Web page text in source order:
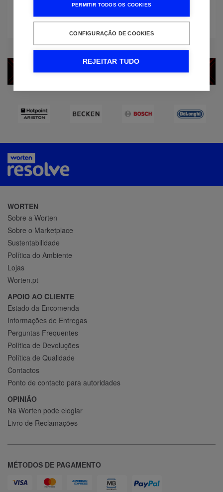
PERMITIR TODOS OS COOKIES
CONFIGURAÇÃO DE COOKIES
REJEITAR TUDO
Hisense O522AX
WORTEN
Sobre a Worten
Sobre o Marketplace
Sustentabilidade
Política do Ambiente
Lojas
Worten.pt
APOIO AO CLIENTE
Estado da Encomenda
Informações de Entregas
Perguntas Frequentes
Política de Devoluções
Política de Qualidade
Contactos
Ponto de contacto para autoridades
OPINIÃO
Na Worten pode elogiar
Livro de Reclamações
MÉTODOS DE PAGAMENTO